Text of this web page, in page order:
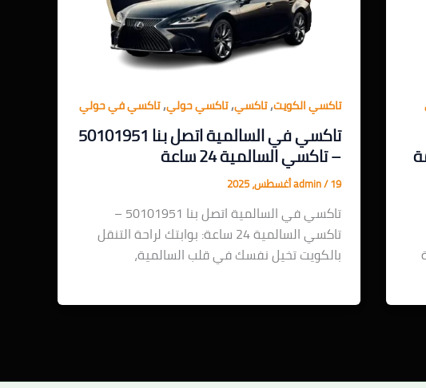
تاكسي الكويت,تاكسي,تاكسي حولي,تاكسي في حولي
تاكسي في السالمية اتصل بنا 50101951
– تاكسي السالمية 24 ساعة
admin/19 أغسطس، 2025
تاكسي في السالمية اتصل بنا 50101951 –
تاكسي السالمية 24 ساعة: بوابتك لراحة التنقل
بالكويت تخيل نفسك في قلب السالمية،